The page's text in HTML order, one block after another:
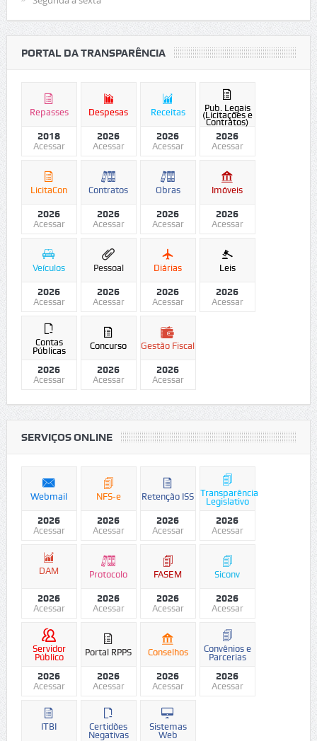
PORTAL DA TRANSPARÊNCIA
Repasses
2018
Acessar
Despesas
2026
Acessar
Receitas
2026
Acessar
Pub. Legais
(Licitações e
Contratos)
2026
Acessar
LicitaCon
2026
Acessar
Contratos
2026
Acessar
Obras
2026
Acessar
Imóveis
2026
Acessar
Veículos
2026
Acessar
Pessoal
2026
Acessar
Diárias
2026
Acessar
Leis
2026
Acessar
Contas
Públicas
2026
Acessar
Concurso
2026
Acessar
Gestão Fiscal
2026
Acessar
SERVIÇOS ONLINE
Webmail
2026
Acessar
NFS-e
2026
Acessar
Retenção ISS
2026
Acessar
Transparência
Legislativo
2026
Acessar
DAM
2026
Acessar
Protocolo
2026
Acessar
FASEM
2026
Acessar
Siconv
2026
Acessar
Servidor
Público
2026
Acessar
Portal RPPS
2026
Acessar
Conselhos
2026
Acessar
Convênios e
Parcerias
2026
Acessar
ITBI
Certidões
Negativas
Sistemas
Web